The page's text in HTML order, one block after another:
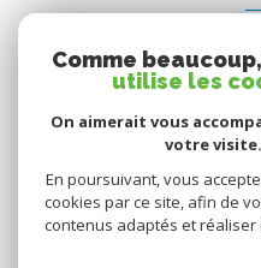
nous
Comme
utilise les
On aimerait vous
votre visite.
En poursuivant, vous
cookies par ce site, afin de
contenus adaptés et réaliser